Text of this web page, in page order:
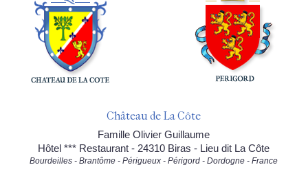
Château de La Côte
Famille Olivier Guillaume
Hôtel *** Restaurant - 24310 Biras - Lieu dit La Côte
Bourdeilles - Brantôme - Périgueux - Périgord - Dordogne - France